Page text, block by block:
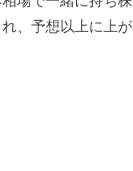
、予想以上に上が